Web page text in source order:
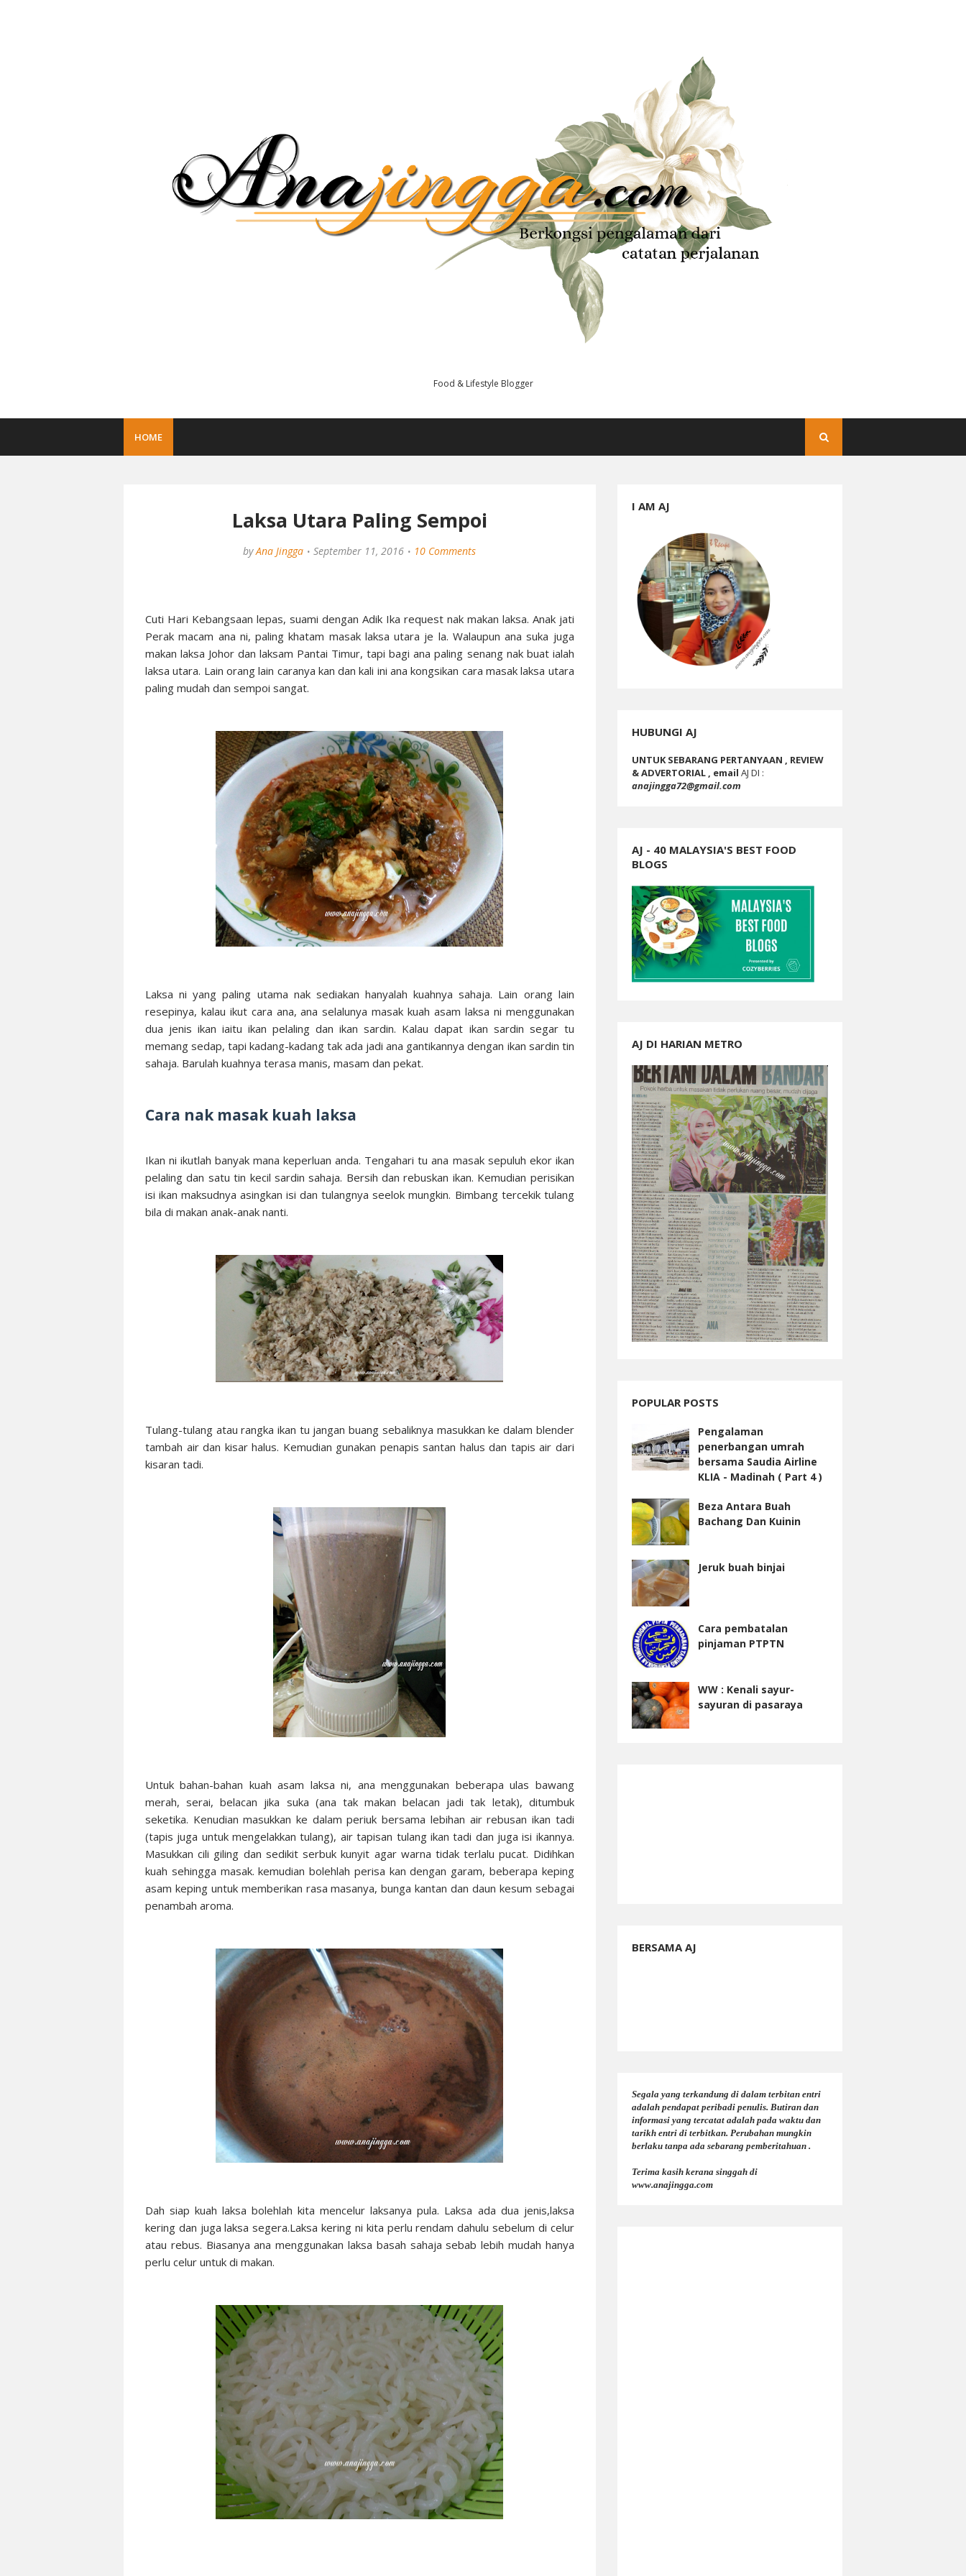
Food & Lifestyle Blogger
HOME
Laksa Utara Paling Sempoi
by Ana Jingga September 11, 2016 10 Comments
Cuti Hari Kebangsaan lepas, suami dengan Adik Ika request nak makan laksa. Anak jati
Perak macam ana ni, paling khatam masak laksa utara je la. Walaupun ana suka juga
makan laksa Johor dan laksam Pantai Timur, tapi bagi ana paling senang nak buat ialah
laksa utara. Lain orang lain caranya kan dan kali ini ana kongsikan cara masak laksa utara
paling mudah dan sempoi sangat.
Laksa ni yang paling utama nak sediakan hanyalah kuahnya sahaja. Lain orang lain
resepinya, kalau ikut cara ana, ana selalunya masak kuah asam laksa ni menggunakan
dua jenis ikan iaitu ikan pelaling dan ikan sardin. Kalau dapat ikan sardin segar tu
memang sedap, tapi kadang-kadang tak ada jadi ana gantikannya dengan ikan sardin tin
sahaja. Barulah kuahnya terasa manis, masam dan pekat.
Cara nak masak kuah laksa
Ikan ni ikutlah banyak mana keperluan anda. Tengahari tu ana masak sepuluh ekor ikan
pelaling dan satu tin kecil sardin sahaja. Bersih dan rebuskan ikan. Kemudian perisikan
isi ikan maksudnya asingkan isi dan tulangnya seelok mungkin. Bimbang tercekik tulang
bila di makan anak-anak nanti.
Tulang-tulang atau rangka ikan tu jangan buang sebaliknya masukkan ke dalam blender
tambah air dan kisar halus. Kemudian gunakan penapis santan halus dan tapis air dari
kisaran tadi.
Untuk bahan-bahan kuah asam laksa ni, ana menggunakan beberapa ulas bawang
merah, serai, belacan jika suka (ana tak makan belacan jadi tak letak), ditumbuk
seketika. Kenudian masukkan ke dalam periuk bersama lebihan air rebusan ikan tadi
(tapis juga untuk mengelakkan tulang), air tapisan tulang ikan tadi dan juga isi ikannya.
Masukkan cili giling dan sedikit serbuk kunyit agar warna tidak terlalu pucat. Didihkan
kuah sehingga masak. kemudian bolehlah perisa kan dengan garam, beberapa keping
asam keping untuk memberikan rasa masanya, bunga kantan dan daun kesum sebagai
penambah aroma.
Dah siap kuah laksa bolehlah kita mencelur laksanya pula. Laksa ada dua jenis,laksa
kering dan juga laksa segera.Laksa kering ni kita perlu rendam dahulu sebelum di celur
atau rebus. Biasanya ana menggunakan laksa basah sahaja sebab lebih mudah hanya
perlu celur untuk di makan.
I AM AJ
HUBUNGI AJ
UNTUK SEBARANG PERTANYAAN , REVIEW
& ADVERTORIAL , email AJ DI :
anajingga72@gmail.com
AJ - 40 MALAYSIA'S BEST FOOD
BLOGS
AJ DI HARIAN METRO
POPULAR POSTS
Pengalaman
penerbangan umrah
bersama Saudia Airline
KLIA - Madinah ( Part 4 )
Beza Antara Buah
Bachang Dan Kuinin
Jeruk buah binjai
Cara pembatalan
pinjaman PTPTN
WW : Kenali sayur-
sayuran di pasaraya
BERSAMA AJ
Segala yang terkandung di dalam terbitan entri
adalah pendapat peribadi penulis. Butiran dan
informasi yang tercatat adalah pada waktu dan
tarikh entri di terbitkan. Perubahan mungkin
berlaku tanpa ada sebarang pemberitahuan .
Terima kasih kerana singgah di
www.anajingga.com